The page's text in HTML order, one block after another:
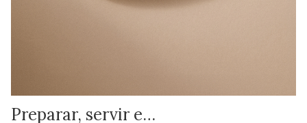
Preparar, servir e…